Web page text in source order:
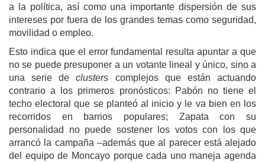
a la política, así como una importante dispersión de sus
intereses por fuera de los grandes temas como seguridad,
movilidad o empleo.
Esto indica que el error fundamental resulta apuntar a que
no se puede presuponer a un votante lineal y único, sino a
una serie declusters complejos que están actuando
contrario a los primeros pronósticos: Pabón no tiene el
techo electoral que se planteó al inicio y le va bien en los
recorridos en barrios populares; Zapata con su
personalidad no puede sostener los votos con los que
arrancó la campaña –además que al parecer está alejado
del equipo de Moncayo porque cada uno maneja agenda